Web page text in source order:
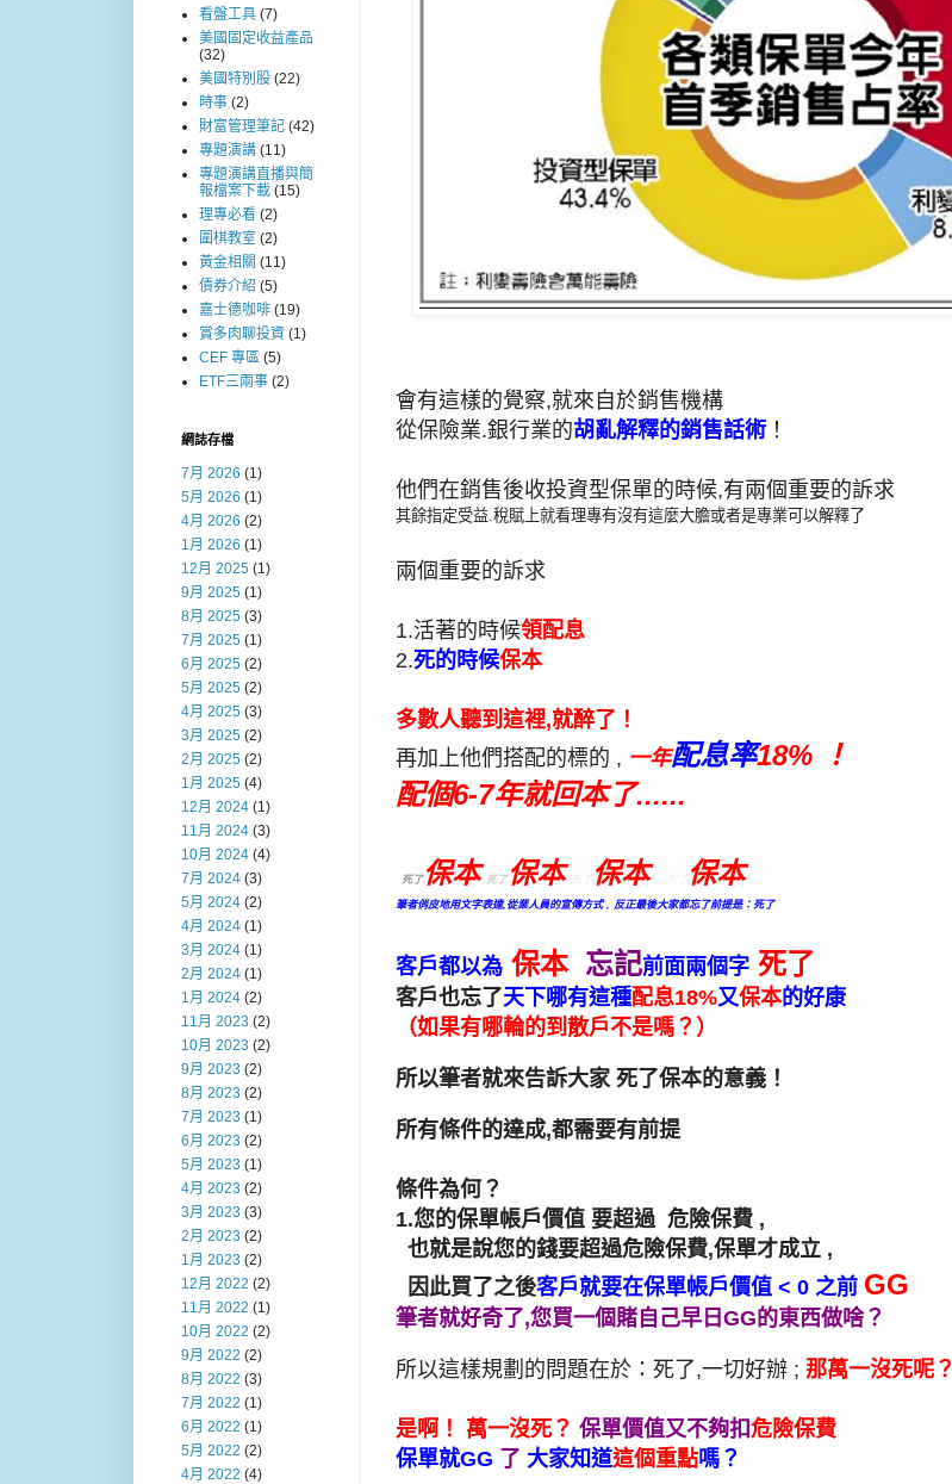
會有這樣的覺察,就來自於銷售機構
從保險業.銀行業的胡亂解釋的銷售話術 ！
他們在銷售後收投資型保單的時候,有兩個重要的訴求
其餘指定受益.稅賦上就看理專有沒有這麼大膽或者是專業可以解釋了
兩個重要的訴求
1.活著的時候領配息
2.死的時候保本
多數人聽到這裡,就醉了！
再加上他們搭配的標的 , 一年配息率18% ！
配個6-7年就回本了......
死了保本 死了保本 保本 保本
筆者俏皮地用文字表達,從業人員的宣傳方式 , 反正最後大家都忘了前提是：死了
客戶都以為 保本 忘記前面兩個字 死了
客戶也忘了天下哪有這種配息18%又保本的好康
（如果有哪輪的到散戶不是嗎？）
所以筆者就來告訴大家 死了保本的意義！
所有條件的達成,都需要有前提
條件為何？
1.您的保單帳戶價值 要超過 危險保費 ,
也就是說您的錢要超過危險保費,保單才成立 ,
因此買了之後客戶就要在保單帳戶價值 < 0 之前 GG
筆者就好奇了,您買一個賭自己早日GG的東西做啥？
所以這樣規劃的問題在於：死了,一切好辦 ; 那萬一沒死呢？
是啊！ 萬一沒死？ 保單價值又不夠扣危險保費
保單就GG 了 大家知道這個重點嗎？
看盤工具 (7)
美國固定收益產品
(32)
美國特別股 (22)
時事 (2)
財富管理筆記 (42)
專題演講 (11)
專題演講直播與簡
報檔案下載 (15)
理專必看 (2)
圍棋教室 (2)
黃金相關 (11)
債券介紹 (5)
嘉士德咖啡 (19)
賞多肉聊投資 (1)
CEF 專區 (5)
ETF三兩事 (2)
網誌存檔
7月 2026 (1)
5月 2026 (1)
4月 2026 (2)
1月 2026 (1)
12月 2025 (1)
9月 2025 (1)
8月 2025 (3)
7月 2025 (1)
6月 2025 (2)
5月 2025 (2)
4月 2025 (3)
3月 2025 (2)
2月 2025 (2)
1月 2025 (4)
12月 2024 (1)
11月 2024 (3)
10月 2024 (4)
7月 2024 (3)
5月 2024 (2)
4月 2024 (1)
3月 2024 (1)
2月 2024 (1)
1月 2024 (2)
11月 2023 (2)
10月 2023 (2)
9月 2023 (2)
8月 2023 (2)
7月 2023 (1)
6月 2023 (2)
5月 2023 (1)
4月 2023 (2)
3月 2023 (3)
2月 2023 (2)
1月 2023 (2)
12月 2022 (2)
11月 2022 (1)
10月 2022 (2)
9月 2022 (2)
8月 2022 (3)
7月 2022 (1)
6月 2022 (1)
5月 2022 (2)
4月 2022 (4)